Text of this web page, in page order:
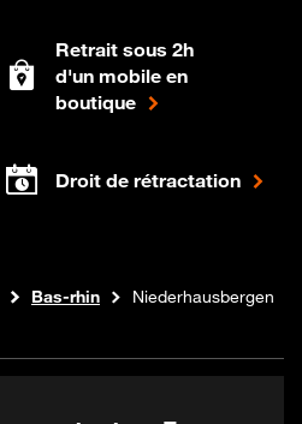
Retrait sous 2h
d'un mobile en
boutique
Droit de rétractation
Bas-rhin Niederhausbergen